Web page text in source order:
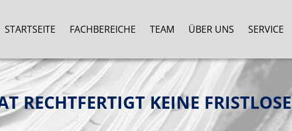
STARTSEITE FACHBEREICHE TEAM ÜBER UNS SERVICE
RECHTFERTIGT KEINE FRISTLOSE K